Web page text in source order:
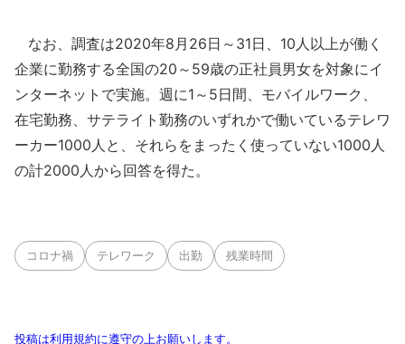
なお、調査は2020年8月26日～31日、10人以上が働く
企業に勤務する全国の20～59歳の正社員男女を対象にイ
ンターネットで実施。週に1～5日間、モバイルワーク、
在宅勤務、サテライト勤務のいずれかで働いているテレワ
ーカー1000人と、それらをまったく使っていない1000人
の計2000人から回答を得た。
コロナ禍 テレワーク 出勤 残業時間